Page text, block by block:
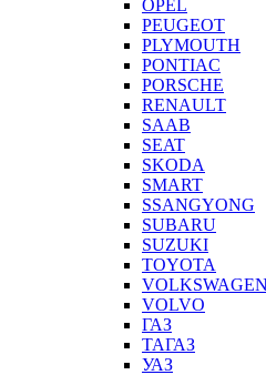
OPEL
PEUGEOT
PLYMOUTH
PONTIAC
PORSCHE
RENAULT
SAAB
SEAT
SKODA
SMART
SSANGYONG
SUBARU
SUZUKI
TOYOTA
VOLKSWAGEN
VOLVO
ГАЗ
ТАГАЗ
УАЗ